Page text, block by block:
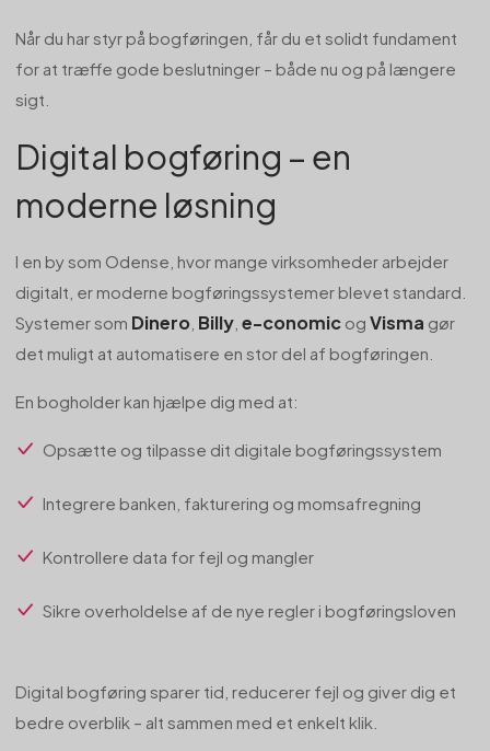
Når du har styr på bogføringen, får du et solidt fundament
for at træffe gode beslutninger – både nu og på længere
sigt.
Digital bogføring – en
moderne løsning
I en by som Odense, hvor mange virksomheder arbejder
digitalt, er moderne bogføringssystemer blevet standard.
Systemer som Dinero Billy e-conomic og Visma gør
det muligt at automatisere en stor del af bogføringen.
En bogholder kan hjælpe dig med at:
Opsætte og tilpasse dit digitale bogføringssystem
Integrere banken, fakturering og momsafregning
Kontrollere data for fejl og mangler
Sikre overholdelse af de nye regler i bogføringsloven
Digital bogføring sparer tid, reducerer fejl og giver dig et
bedre overblik – alt sammen med et enkelt klik.